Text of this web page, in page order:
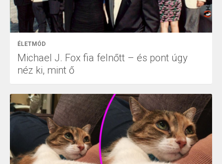
ÉLETMÓD
Michael J. Fox fia felnőtt – és pont úgy
néz ki, mint ő